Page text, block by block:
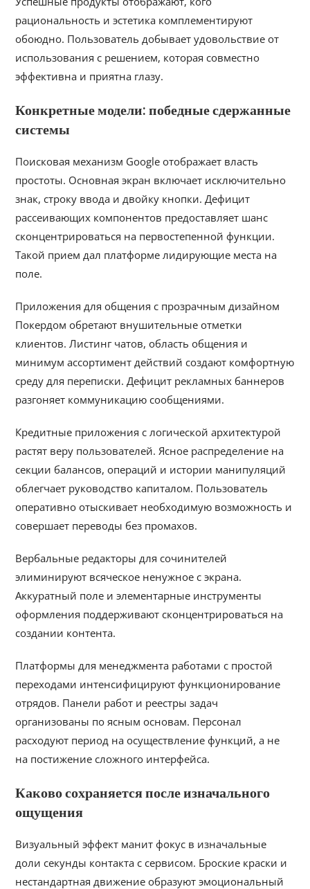
рациональность и эстетика комплементируют
обоюдно. Пользователь добывает удовольствие от
использования с решением, которая совместно
эффективна и приятна глазу.
Конкретные модели: победные сдержанные
системы
Поисковая механизм Google отображает власть
простоты. Основная экран включает исключительно
знак, строку ввода и двойку кнопки. Дефицит
рассеивающих компонентов предоставляет шанс
сконцентрироваться на первостепенной функции.
Такой прием дал платформе лидирующие места на
поле.
Приложения для общения с прозрачным дизайном
Покердом обретают внушительные отметки
клиентов. Листинг чатов, область общения и
минимум ассортимент действий создают комфортную
среду для переписки. Дефицит рекламных баннеров
разгоняет коммуникацию сообщениями.
Кредитные приложения с логической архитектурой
растят веру пользователей. Ясное распределение на
секции балансов, операций и истории манипуляций
облегчает руководство капиталом. Пользователь
оперативно отыскивает необходимую возможность и
совершает переводы без промахов.
Вербальные редакторы для сочинителей
элиминируют всяческое ненужное с экрана.
Аккуратный поле и элементарные инструменты
оформления поддерживают сконцентрироваться на
создании контента.
Платформы для менеджмента работами с простой
переходами интенсифицируют функционирование
отрядов. Панели работ и реестры задач
организованы по ясным основам. Персонал
расходуют период на осуществление функций, а не
на постижение сложного интерфейса.
Каково сохраняется после изначального
ощущения
Визуальный эффект манит фокус в изначальные
доли секунды контакта с сервисом. Броские краски и
нестандартная движение образуют эмоциональный